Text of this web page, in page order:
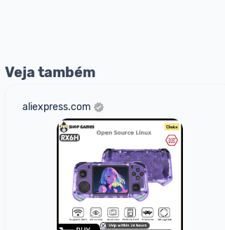
Veja também
aliexpress.com